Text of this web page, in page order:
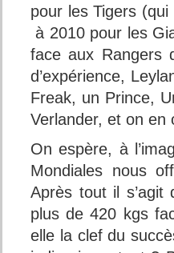
pour les Tigers
à 2010 pour les
face aux Rangers
d’expérience,
Freak, un Prince,
Verlander, et on
On espère, à
Mondiales nous
Après tout il s’agit
plus de 420 kgs
elle la clef du